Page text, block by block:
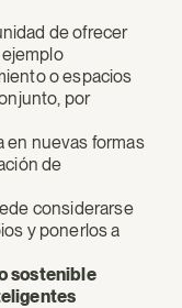
de ofrecer
o espacios
por
en nuevas formas
de
considerarse
y ponerlos a
sostenible